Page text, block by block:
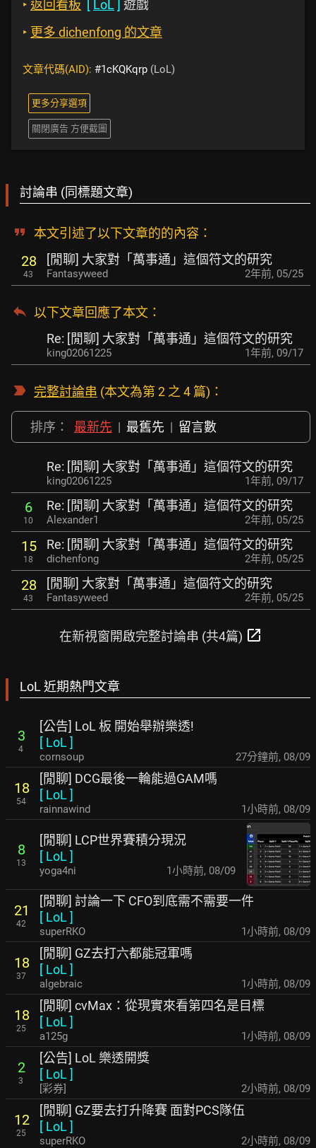
‣ 返回看板 LoL
遊戲
‣ 更多 dichenfong 的文章
文章代碼(AID): #1cKQKqrp (LoL)
更多分享選項
關閉廣告 方便截圖
討論串 (同標題文章)
本文引述了以下文章的的內容：
28
43
[閒聊] 大家對「萬事通」這個符文的研究
Fantasyweed 2年前, 05/25
以下文章回應了本文 ：
Re: [閒聊] 大家對「萬事通」這個符文的研究
king02061225 1年前, 09/17
完整討論串 (本文為第 2 之 4 篇)：
排序： 最新先 | 最舊先 | 留言數
Re: [閒聊] 大家對「萬事通」這個符文的研究
king02061225 1年前, 09/17
6
10
Re: [閒聊] 大家對「萬事通」這個符文的研究
Alexander1 2年前, 05/25
15
18
Re: [閒聊] 大家對「萬事通」這個符文的研究
dichenfong 2年前, 05/25
28
43
[閒聊] 大家對「萬事通」這個符文的研究
Fantasyweed 2年前, 05/25
在新視窗開啟完整討論串 (共4篇) open_in_new
LoL 近期熱門文章
3
4
[公告] LoL 板 開始舉辦樂透!
[ LoL ]
cornsoup 27分鐘前, 08/09
18
54
[閒聊] DCG最後一輪能過GAM嗎
[ LoL ]
rainnawind 1小時前, 08/09
8
13
[閒聊] LCP世界賽積分現況
[ LoL ]
yoga4ni 1小時前, 08/09
21
42
[閒聊] 討論一下 CFO到底需不需要一件
[ LoL ]
superRKO 1小時前, 08/09
18
37
[閒聊] GZ去打六都能冠軍嗎
[ LoL ]
algebraic 1小時前, 08/09
18
25
[閒聊] cvMax：從現實來看第四名是目標
[ LoL ]
a125g 1小時前, 08/09
2
3
[公告] LoL 樂透開獎
[ LoL ]
[彩券] 2小時前, 08/09
12
25
[閒聊] GZ要去打升降賽 面對PCS隊伍
[ LoL ]
superRKO 2小時前, 08/09